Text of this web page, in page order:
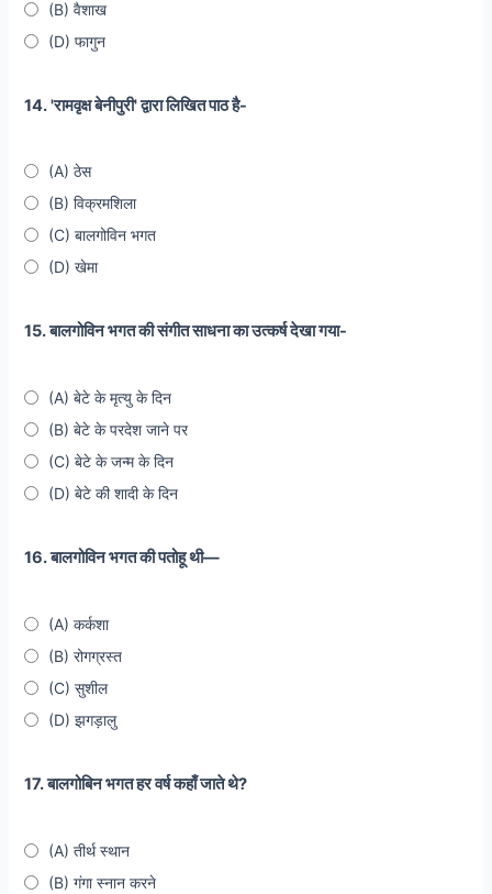
(B) वैशाख
(D) फागुन
14. 'रामवृक्ष बेनीपुरी' द्वारा लिखित पाठ है-
(A) ठेस
(B) विक्रमशिला
(C) बालगोविन भगत
(D) खेमा
15. बालगोविन भगत की संगीत साधना का उत्कर्ष देखा गया-
(A) बेटे के मृत्यु के दिन
(B) बेटे के परदेश जाने पर
(C) बेटे के जन्म के दिन
(D) बेटे की शादी के दिन
16. बालगोविन भगत की पतोहू थी—
(A) कर्कशा
(B) रोगग्रस्त
(C) सुशील
(D) झगड़ालु
17. बालगोबिन भगत हर वर्ष कहाँ जाते थे?
(A) तीर्थ स्थान
(B) गंगा स्नान करने